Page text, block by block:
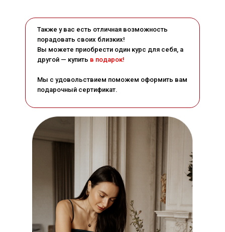
Также у вас есть отличная возможность
порадовать своих близких!
Вы можете приобрести один курс для себя, а
другой — купить в подарок!
Мы с удовольствием поможем оформить вам
подарочный сертификат.